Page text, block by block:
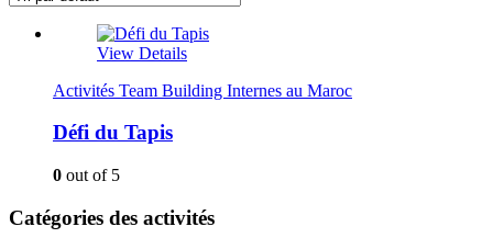
View Details
Activités Team Building Internes au Maroc
Défi du Tapis
0 out of 5
Catégories des activités